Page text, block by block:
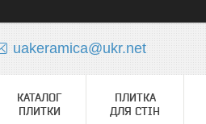
uakeramica@ukr.net
КАТАЛОГ
ПЛИТКИ
ПЛИТКА
ДЛЯ СТІН